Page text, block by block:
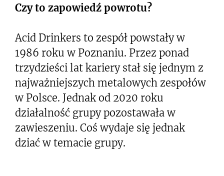
Czy to zapowiedź powrotu?
Acid Drinkers to zespół powstały w
1986 roku w Poznaniu. Przez ponad
trzydzieści lat kariery stał się jednym z
najważniejszych metalowych zespołów
w Polsce. Jednak od 2020 roku
działalność grupy pozostawała w
zawieszeniu. Coś wydaje się jednak
dziać w temacie grupy.